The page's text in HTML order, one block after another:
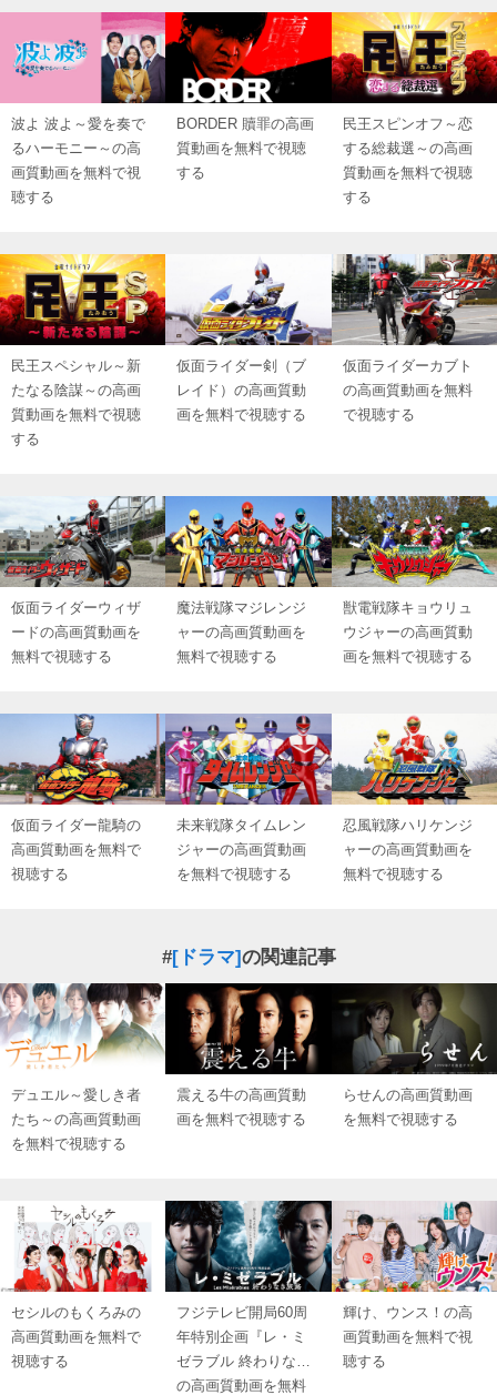
波よ 波よ～愛を奏で
るハーモニー～の高
画質動画を無料で視
聴する
BORDER 贖罪の高画
質動画を無料で視聴
する
民王スピンオフ～恋
する総裁選～の高画
質動画を無料で視聴
する
民王スペシャル～新
たなる陰謀～の高画
質動画を無料で視聴
する
仮面ライダー剣（ブ
レイド）の高画質動
画を無料で視聴する
仮面ライダーカブト
の高画質動画を無料
で視聴する
仮面ライダーウィザ
ードの高画質動画を
無料で視聴する
魔法戦隊マジレンジ
ャーの高画質動画を
無料で視聴する
獣電戦隊キョウリュ
ウジャーの高画質動
画を無料で視聴する
仮面ライダー龍騎の
高画質動画を無料で
視聴する
未来戦隊タイムレン
ジャーの高画質動画
を無料で視聴する
忍風戦隊ハリケンジ
ャーの高画質動画を
無料で視聴する
#[ドラマ]の関連記事
デュエル～愛しき者
たち～の高画質動画
を無料で視聴する
震える牛の高画質動
画を無料で視聴する
らせんの高画質動画
を無料で視聴する
セシルのもくろみの
高画質動画を無料で
視聴する
フジテレビ開局60周
年特別企画『レ・ミ
ゼラブル 終わりな…
の高画質動画を無料
輝け、ウンス！の高
画質動画を無料で視
聴する